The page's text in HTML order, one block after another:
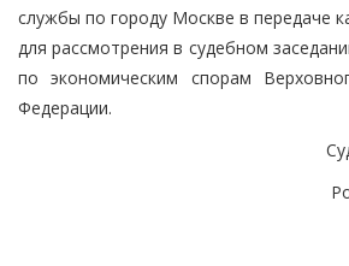
службы по городу Москве в передаче
для рассмотрения в судебном
по экономическим спорам
Федерации.